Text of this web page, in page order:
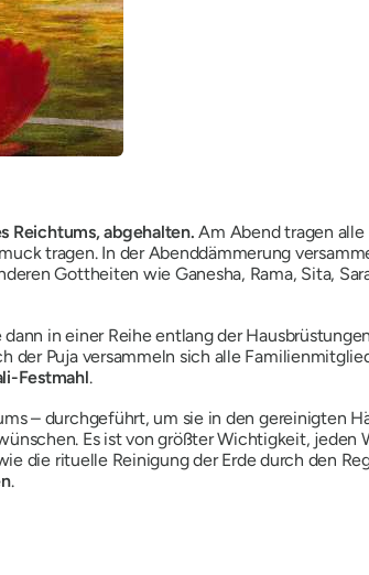
Reichtums, abgehalten.Am Abend tragen alle
tragen. In der Abenddämmerung
Gottheiten wie Ganesha, Rama, Sita,
in einer Reihe entlang der
der Puja versammeln sich alle
Festmahl.
– durchgeführt, um sie in den gereinigten
Es ist von größter Wichtigkeit, jeden
die rituelle Reinigung der Erde durch den
.